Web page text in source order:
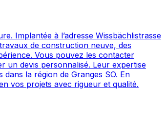
Implantée à l’adresse Wissbächlistrasse
de construction neuve, des
Vous pouvez les contacter
un devis personnalisé. Leur expertise
la région de Granges SO. En
vos projets avec rigueur et qualité.